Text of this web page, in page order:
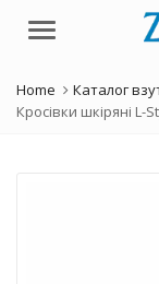
Menu
Home Каталог
Кросівки шкіряні L-